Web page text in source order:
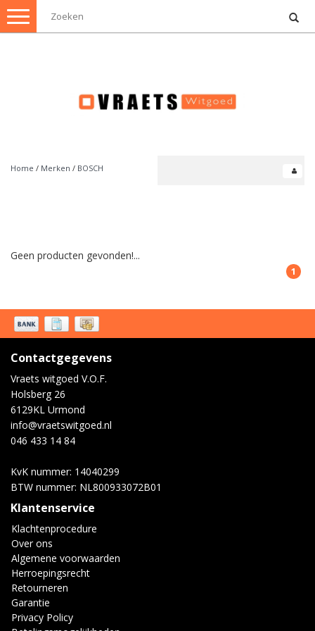
Toggle
navigation
Home / Merken / BOSCH
Geen producten gevonden!...
1
Contactgegevens
Vraets witgoed V.O.F.
Holsberg 26
6129KL Urmond
info@vraetswitgoed.nl
046 433 14 84
KvK nummer: 14040299
BTW nummer: NL800933072B01
Klantenservice
Klachtenprocedure
Over ons
Algemene voorwaarden
Herroepingsrecht
Retourneren
Garantie
Privacy Policy